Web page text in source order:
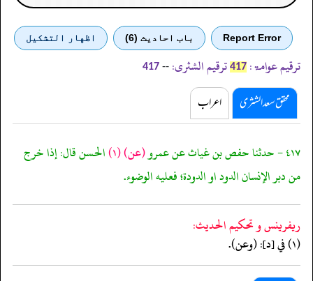
Report Error باب احادیث (6) اظهار التشكيل
ترقیم عوامۃ: 417 ترقیم الشثری: --
417
محقق سعد الشثری اعراب
٤١٧ - حدثنا حفص بن غياث عن عمرو (عن)(١) الحسن قال: إذا خرج
من دبر الإنسان الدود او الدودة؛ فعليه الوضوء.
ريفرينس و تحكيم الحدیث:
(١) في [د]: (وعن).